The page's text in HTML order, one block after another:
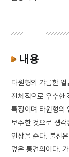
내용
타원형의 갸름한
전체적으로 우수한
특징이며 타원형의
보수한 것으로 생
인상을 준다. 불신
덮은 통견의이다.